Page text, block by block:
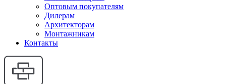
Оптовым покупателям
Дилерам
Архитекторам
Монтажникам
Контакты